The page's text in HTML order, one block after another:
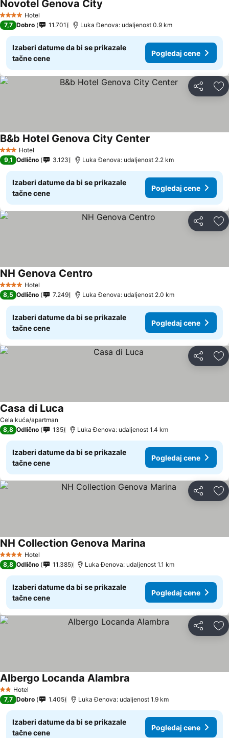
4 ZvezdiceHotel
Novotel Genova City
7,7 Dobro 11.701 Luka Đenova: udaljenost 0.9 km
Izaberi datume da bi se prikazale
tačne cene
Pogledaj cene
Deli
3 Zvezdice
Hotel
B&b Hotel Genova City Center
9,1 Odlično 3.123 Luka Đenova: udaljenost 2.2 km
Izaberi datume da bi se prikazale
tačne cene
Pogledaj cene
Deli
4 ZvezdiceHotel
NH Genova Centro
8,5 Odlično 7.249 Luka Đenova: udaljenost 2.0 km
Izaberi datume da bi se prikazale
tačne cene
Pogledaj cene
Deli
Cela kuća/apartman
Casa di Luca
8,8 Odlično 135 Luka Đenova: udaljenost 1.4 km
Izaberi datume da bi se prikazale
tačne cene
Pogledaj cene
Deli
4 ZvezdiceHotel
NH Collection Genova Marina
8,8 Odlično 11.385 Luka Đenova: udaljenost 1.1 km
Izaberi datume da bi se prikazale
tačne cene
Pogledaj cene
Deli
2 Zvezdice
Hotel
Albergo Locanda Alambra
7,7 Dobro 1.405 Luka Đenova: udaljenost 1.9 km
Izaberi datume da bi se prikazale
tačne cene
Pogledaj cene